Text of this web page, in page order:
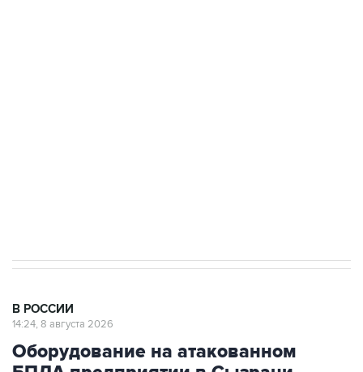
Оборудование на атакованном
БПЛА предприятии в Сызрани
запустят в кратчайшие сроки